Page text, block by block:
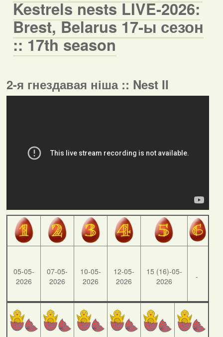
Kestrels nests LIVE-2026:
Brest, Belarus 17-ы сезон
:: 17th season
2-я гнездавая ніша :: Nest II
05-05-
2026
07-05-
2026
10-05-
2026
12-05-
2026
15 (16)-05-
2026
-